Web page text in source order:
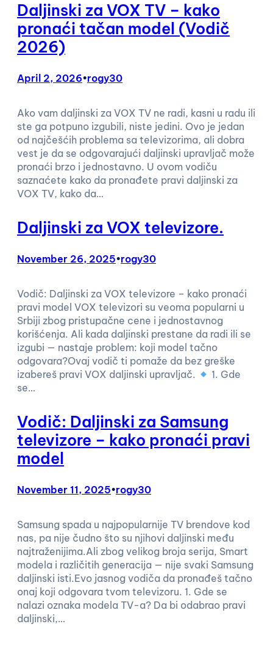
Daljinski za VOX TV – kako
pronaći tačan model (Vodič
2026)
April 2, 2026•rogy30
Ako vam daljinski za VOX TV ne radi, kasni u radu ili
ste ga potpuno izgubili, niste jedini. Ovo je jedan
od najčešćih problema sa televizorima, ali dobra
vest je da se odgovarajući daljinski upravljač može
pronaći brzo i jednostavno. U ovom vodiču
saznaćete kako da pronađete pravi daljinski za
VOX TV, kako da…
Daljinski za VOX televizore.
November 26, 2025•rogy30
Vodič: Daljinski za VOX televizore – kako pronaći
pravi model VOX televizori su veoma popularni u
Srbiji zbog pristupačne cene i jednostavnog
korišćenja. Ali kada daljinski prestane da radi ili se
izgubi — nastaje problem: koji model tačno
odgovara?Ovaj vodič ti pomaže da bez greške
izabereš pravi VOX daljinski upravljač.
1. Gde
se…
Vodič: Daljinski za Samsung
televizore – kako pronaći pravi
model
November 11, 2025•rogy30
Samsung spada u najpopularnije TV brendove kod
nas, pa nije čudno što su njihovi daljinski među
najtraženijima.Ali zbog velikog broja serija, Smart
modela i različitih generacija — nije svaki Samsung
daljinski isti.Evo jasnog vodiča da pronađeš tačno
onaj koji odgovara tvom televizoru. 1. Gde se
nalazi oznaka modela TV-a? Da bi odabrao pravi
daljinski,…